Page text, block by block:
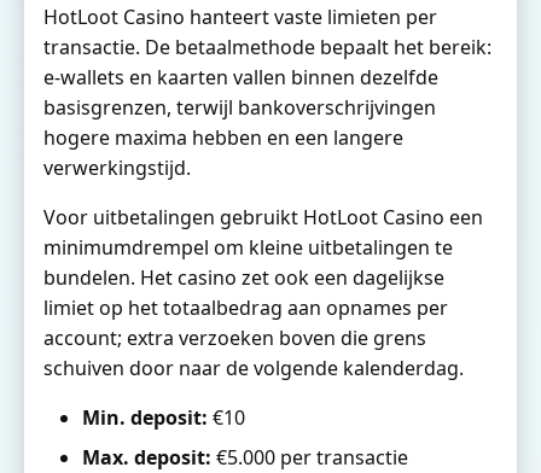
HotLoot Casino hanteert vaste limieten per
transactie. De betaalmethode bepaalt het bereik:
e-wallets en kaarten vallen binnen dezelfde
basisgrenzen, terwijl bankoverschrijvingen
hogere maxima hebben en een langere
verwerkingstijd.
Voor uitbetalingen gebruikt HotLoot Casino een
minimumdrempel om kleine uitbetalingen te
bundelen. Het casino zet ook een dagelijkse
limiet op het totaalbedrag aan opnames per
account; extra verzoeken boven die grens
schuiven door naar de volgende kalenderdag.
Min. deposit: €10
Max. deposit: €5.000 per transactie